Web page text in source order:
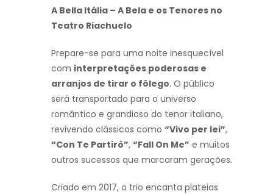
A Bella Itália – A Bela e os Tenores no
Teatro Riachuelo
Prepare-se para uma noite inesquecível
com interpretações poderosas e
arranjos de tirar o fôlego. O público
será transportado para o universo
romântico e grandioso do tenor italiano,
revivendo clássicos como “Vivo per lei”,
“Con Te Partirò”, “Fall On Me” e muitos
outros sucessos que marcaram gerações.
Criado em 2017, o trio encanta plateias